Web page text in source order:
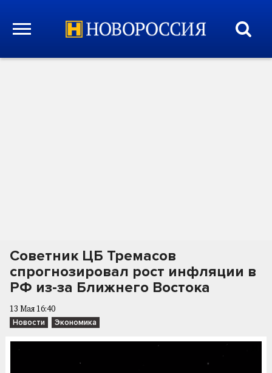
Советник ЦБ Тремасов
спрогнозировал рост инфляции в
РФ из-за Ближнего Востока
13 Мая 16:40
Новости Экономика